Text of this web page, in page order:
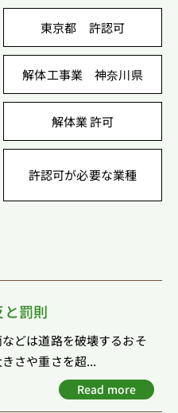
東京都 許認可
解体工事業 神奈川県
解体業 許可
許認可が必要な業種
罰則
どは道路を破壊するおそ
さや重さを超...
Read more